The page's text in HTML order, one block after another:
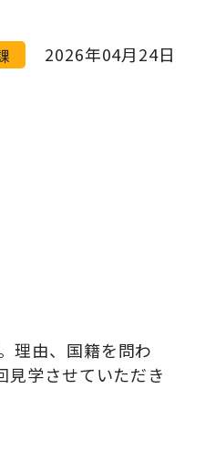
2026年04月24日
理由、国籍を問わ
見学させていただき